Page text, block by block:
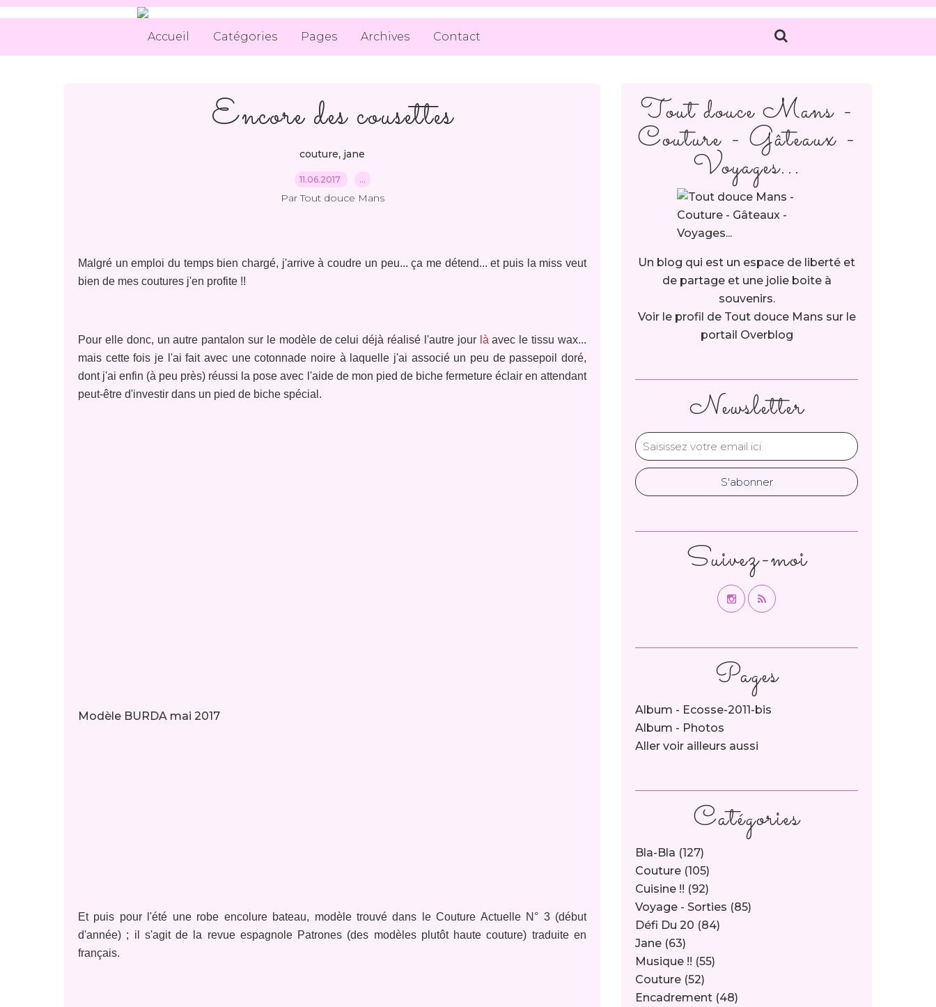
Accueil Catégories Pages Archives Contact
Encore des cousettes
couture, jane
11.06.2017 …
Par Tout douce Mans
Malgré un emploi du temps bien chargé, j'arrive à coudre un peu... ça me détend... et puis la miss veut
bien de mes coutures j'en profite !!
Pour elle donc, un autre pantalon sur le modèle de celui déjà réalisé l'autre jour làavec le tissu wax...
mais cette fois je l'ai fait avec une cotonnade noire à laquelle j'ai associé un peu de passepoil doré,
dont j'ai enfin (à peu près) réussi la pose avec l'aide de mon pied de biche fermeture éclair en attendant
peut-être d'investir dans un pied de biche spécial.
Modèle BURDA mai 2017
Et puis pour l'été une robe encolure bateau, modèle trouvé dans le Couture Actuelle N° 3 (début
d'année) ; il s'agit de la revue espagnole Patrones (des modèles plutôt haute couture) traduite en
français.
Newsletter
Catégories
Bla-Bla (127)
Couture (105)
Cuisine !! (92)
Voyage - Sorties (85)
Défi Du 20 (84)
Jane (63)
Musique !! (55)
Couture (52)
Encadrement (48)
Pages
Album - Ecosse-2011-bis
Album - Photos
Aller voir ailleurs aussi
Tout douce Mans -
Couture - Gâteaux -
Voyages...
Un blog qui est un espace de liberté et
de partage et une jolie boite à
souvenirs.
Voir le profil de Tout douce Mans sur le
portail Overblog
Suivez-moi